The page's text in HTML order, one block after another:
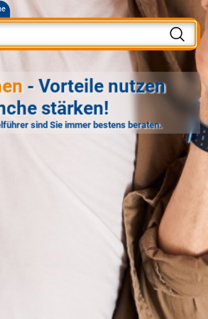
- Vorteile nutzen
stärken!
sind Sie immer bestens beraten.